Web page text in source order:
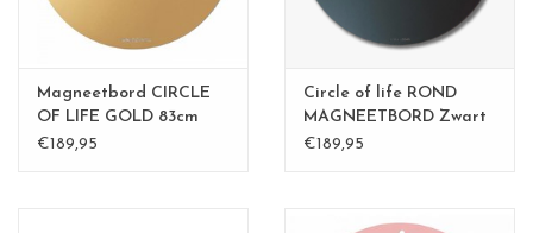
Wandplanken / Shelves
Rechthoekige , vierkante, ronde
magneetborden
Magneetbord CIRCLE
OF LIFE GOLD 83cm
diameter
€189,95
Circle of life ROND
MAGNEETBORD Zwart
-83 cm
€189,95